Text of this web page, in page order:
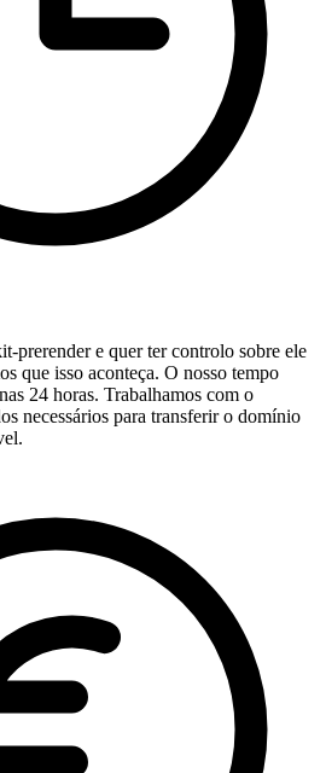
prerender e quer ter controlo sobre ele
que isso aconteça. O nosso tempo
24 horas. Trabalhamos com o
necessários para transferir o domínio